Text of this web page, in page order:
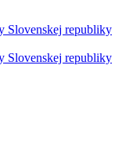
Slovenskej republiky
Slovenskej republiky